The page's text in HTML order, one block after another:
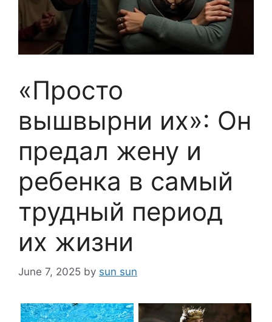
«Просто
вышвырни их»: Он
предал жену и
ребенка в самый
трудный период
их жизни
June 7, 2025 by sun sun